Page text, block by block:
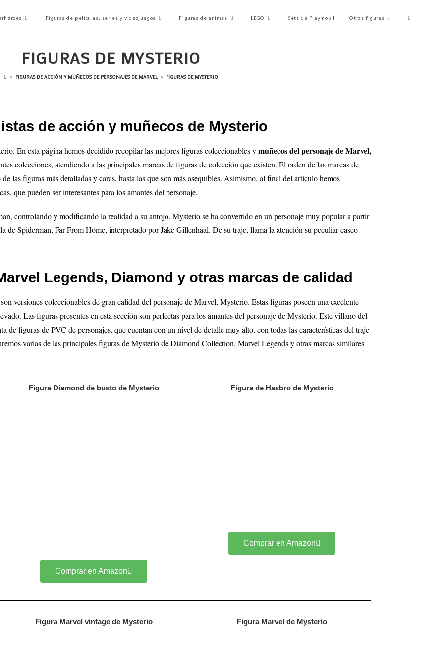
Figuras de películas, series y videojuegos Figuras de animes LEGO Sets de Playmobil Otras figuras
FIGURAS DE MYSTERIO
> FIGURAS DE ACCIÓN Y MUÑECOS DE PERSONAJES DE MARVEL > FIGURAS DE MYSTERIO
de acción y muñecos de Mysterio
En esta página hemos decidido recopilar las mejores figuras coleccionables ymuñecos del personaje de Marvel,
colecciones, atendiendo a las principales marcas de figuras de colección que existen. El orden de las marcas de
las figuras más detalladas y caras, hasta las que son más asequibles. Asimismo, al final del artículo hemos
que pueden ser interesantes para los amantes del personaje.
controlando y modificando la realidad a su antojo. Mysterio se ha convertido en un personaje muy popular a partir
de Spiderman, Far From Home, interpretado por Jake Gillenhaal. De su traje, llama la atención su peculiar casco
Legends, Diamond y otras marcas de calidad
son versiones coleccionables de gran calidad del personaje de Marvel, Mysterio. Estas figuras poseen una excelente
Las figuras presentes en esta sección son perfectas para los amantes del personaje de Mysterio. Este villano del
de figuras de PVC de personajes, que cuentan con un nivel de detalle muy alto, con todas las características del traje
varias de las principales figuras de Mysteriode Diamond Collection, Marvel Legends y otras marcas similares
Figura Diamond de busto de Mysterio
Comprar en Amazon
Figura de Hasbro de Mysterio
Comprar en Amazon
Figura Marvel vintage de Mysterio Figura Marvel de Mysterio